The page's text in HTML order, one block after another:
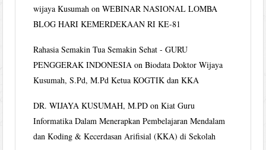
wijaya Kusumah onWEBINAR NASIONAL LOMBA
BLOG HARI KEMERDEKAAN RI KE-81
Rahasia Semakin Tua Semakin Sehat - GURU
PENGGERAK INDONESIA onBiodata Doktor Wijaya
Kusumah, S.Pd, M.Pd Ketua KOGTIK dan KKA
DR. WIJAYA KUSUMAH, M.PD onKiat Guru
Informatika Dalam Menerapkan Pembelajaran Mendalam
dan Koding & Kecerdasan Arifisial (KKA) di Sekolah